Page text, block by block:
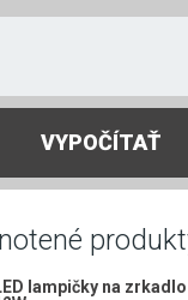
VYPOČÍTAŤ
lampičky na